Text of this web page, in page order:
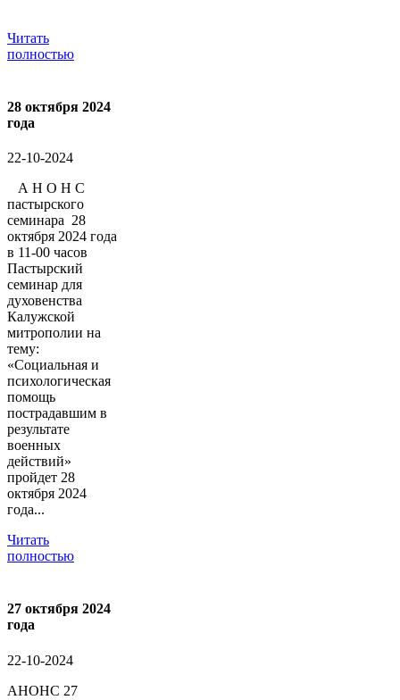
Читать
полностью
28 октября 2024
года
22-10-2024
А Н О Н С
пастырского
семинара 28
октября 2024 года
в 11-00 часов
Пастырский
семинар для
духовенства
Калужской
митрополии на
тему:
«Социальная и
психологическая
помощь
пострадавшим в
результате
военных
действий»
пройдет 28
октября 2024
года...
Читать
полностью
27 октября 2024
года
22-10-2024
АНОНС 27